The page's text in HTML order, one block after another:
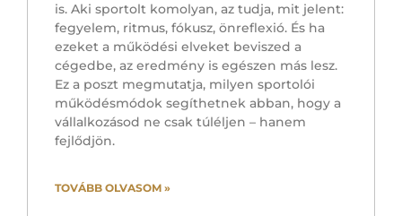
is. Aki sportolt komolyan, az tudja, mit jelent:
fegyelem, ritmus, fókusz, önreflexió. És ha
ezeket a működési elveket beviszed a
cégedbe, az eredmény is egészen más lesz.
Ez a poszt megmutatja, milyen sportolói
működésmódok segíthetnek abban, hogy a
vállalkozásod ne csak túléljen – hanem
fejlődjön.
TOVÁBB OLVASOM »